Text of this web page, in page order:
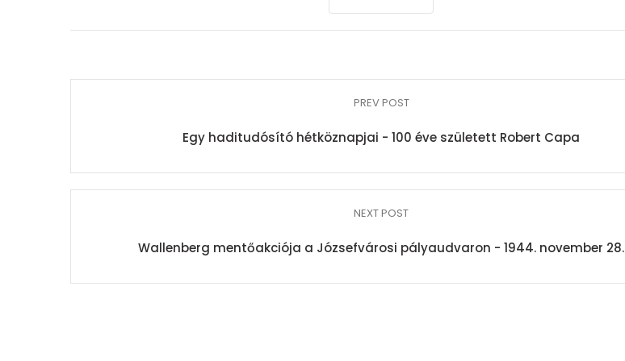
PREV POST
Egy haditudósító hétköznapjai - 100 éve született Robert Capa
NEXT POST
Wallenberg mentőakciója a Józsefvárosi pályaudvaron - 1944. november 28.